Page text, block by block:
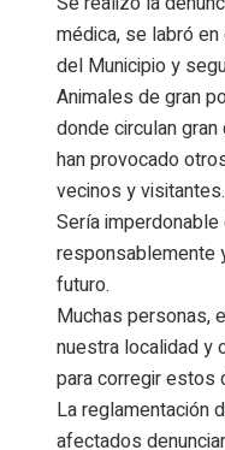
médica, se labró
del Municipio y
Animales de gran
donde circulan
han provocado
vecinos y visitantes.
Sería
responsablemente
futuro.
Muchas personas,
nuestra localidad y
para corregir estos
La reglamentación
afectados